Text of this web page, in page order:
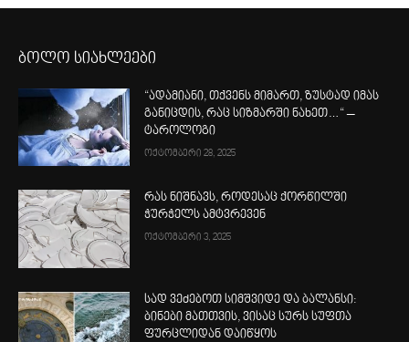
ბოლო სიახლეები
“ადამიანი, თქვენს მიმართ, ზუსტად იმას
განიცდის, რაც სიზმარში ნახეთ…“ –
ტაროლოგი
ოქტომბერი 28, 2025
რას ნიშნავს, როდესაც ქორწილში
ჭურჭელს ამტვრევენ
ოქტომბერი 3, 2025
სად ვეძებოთ სიმშვიდე და ბალანსი:
ბინები მათთვის, ვისაც სურს სუფთა
ფურცლიდან დაიწყოს